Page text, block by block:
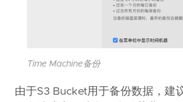
Time Machine备份
由于S3 Bucket用于备份数据，建